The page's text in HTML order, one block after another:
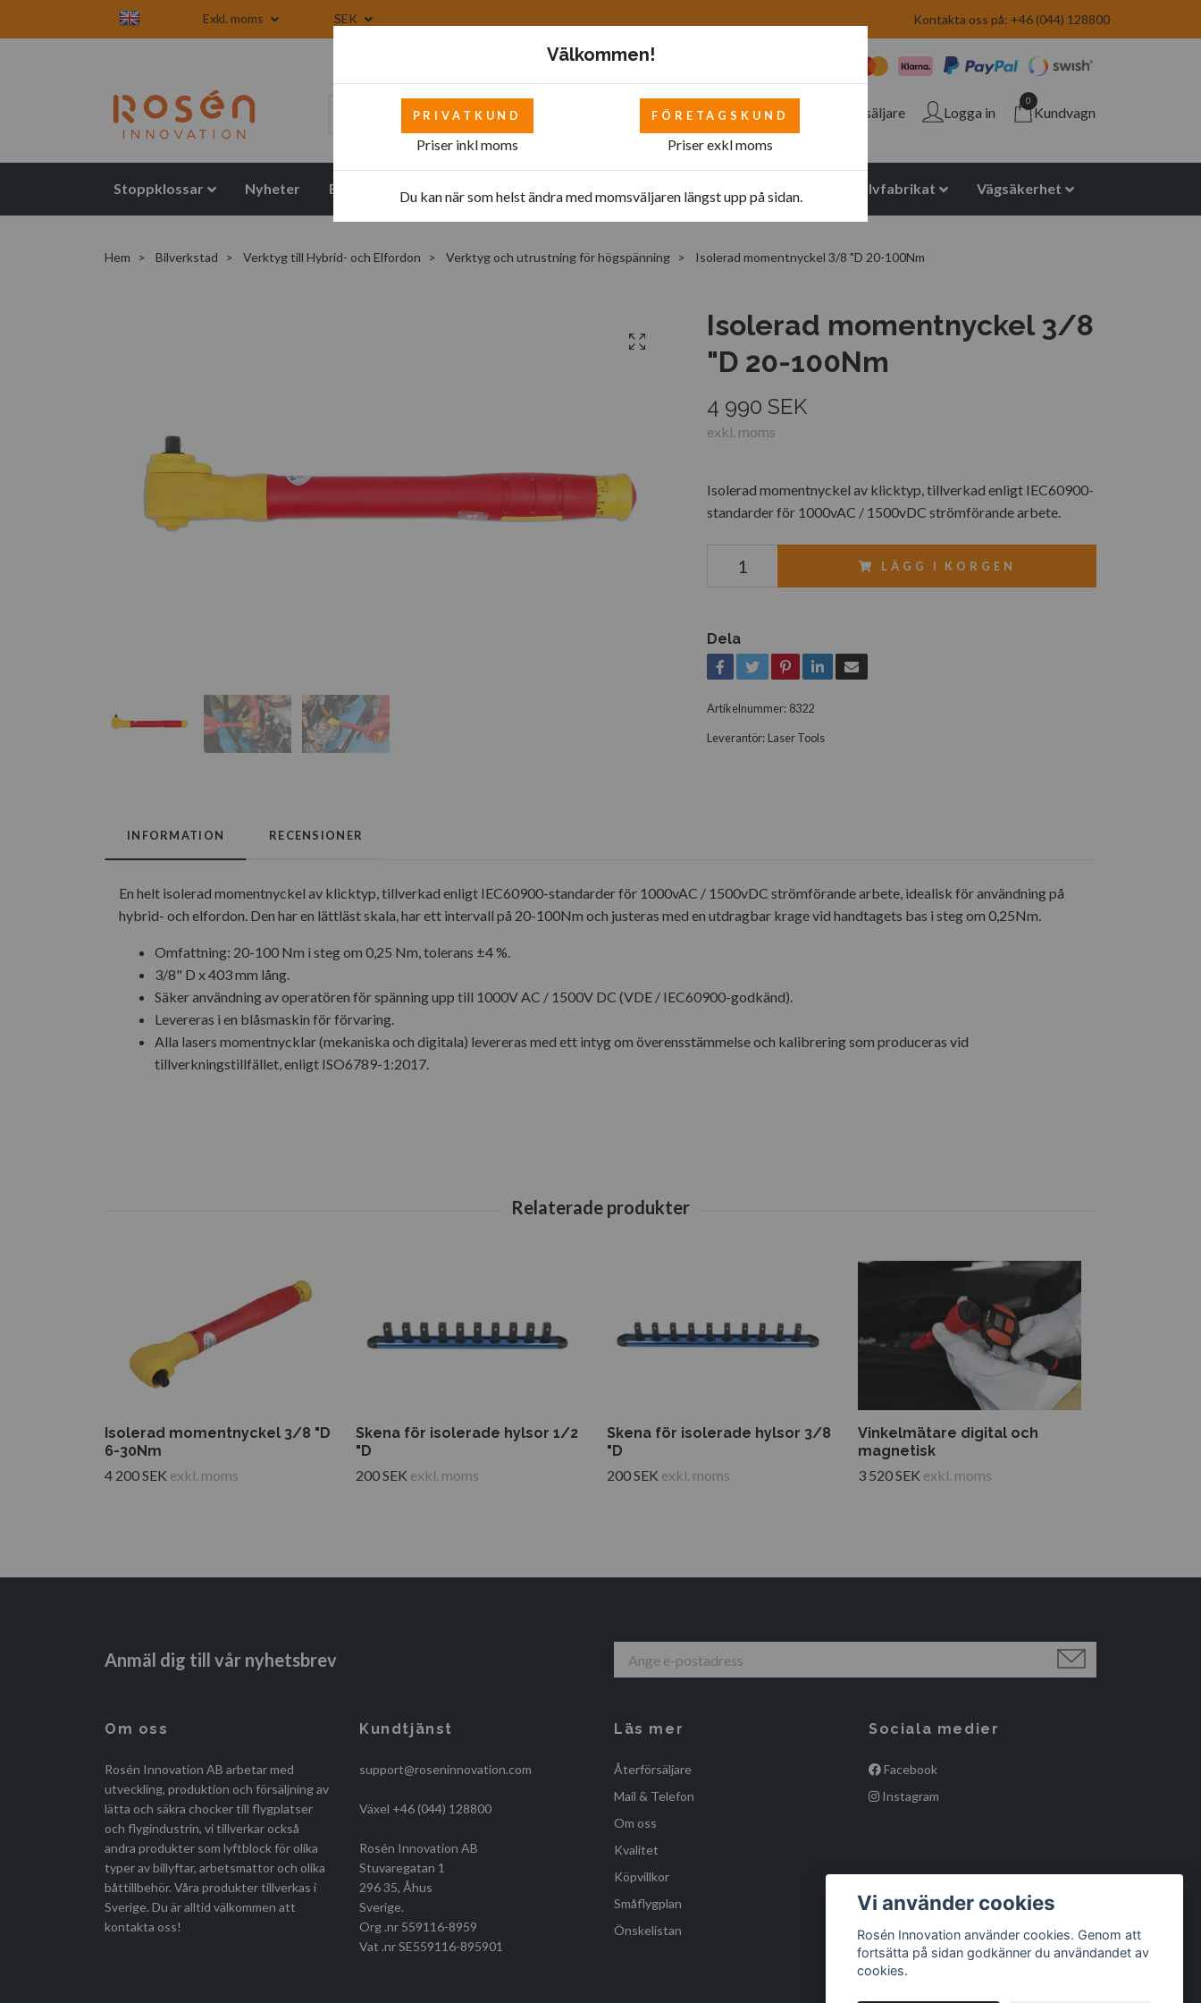
Exkl. moms SEK Kontakta oss på: +46 (044) 128800
Återförsäljare Logga in
0
Kundvagn
Stoppklossar Nyheter Blogg Mattor Bilverkstad - övrigt Bilverkstad Polyuretan halvfabrikat Vägsäkerhet
Hem Bilverkstad Verktyg till Hybrid- och Elfordon Verktyg och utrustning för högspänning Isolerad momentnyckel 3/8 "D 20-100Nm
Isolerad momentnyckel 3/8
"D 20-100Nm
4 990 SEK
exkl. moms
Isolerad momentnyckel av klicktyp, tillverkad enligt IEC60900-
standarder för 1000vAC / 1500vDC strömförande arbete.
LÄGG I KORGEN
Dela
Artikelnummer: 8322
Leverantör: Laser Tools
INFORMATION RECENSIONER
En helt isolerad momentnyckel av klicktyp, tillverkad enligt IEC60900-standarder för 1000vAC / 1500vDC strömförande arbete, idealisk för användning på
hybrid- och elfordon. Den har en lättläst skala, har ett intervall på 20-100Nm och justeras med en utdragbar krage vid handtagets bas i steg om 0,25Nm.
Omfattning: 20-100 Nm i steg om 0,25 Nm, tolerans ±4 %.
3/8" D x 403 mm lång.
Säker användning av operatören för spänning upp till 1000V AC / 1500V DC (VDE / IEC60900-godkänd).
Levereras i en blåsmaskin för förvaring.
Alla lasers momentnycklar (mekaniska och digitala) levereras med ett intyg om överensstämmelse och kalibrering som produceras vid
tillverkningstillfället, enligt ISO6789-1:2017.
Isolerad momentnyckel 3/8 "D
6-30Nm
4 200 SEK exkl. moms
Skena för isolerade hylsor 1/2
"D
200 SEK exkl. moms
Skena för isolerade hylsor 3/8
"D
200 SEK exkl. moms
Vinkelmätare digital och
magnetisk
3 520 SEK exkl. moms
Anmäl dig till vår nyhetsbrev
Om oss
Rosén Innovation AB arbetar med
utveckling, produktion och försäljning av
lätta och säkra chocker till flygplatser
och flygindustrin, vi tillverkar också
andra produkter som lyftblock för olika
typer av billyftar, arbetsmattor och olika
båttillbehör. Våra produkter tillverkas i
Sverige. Du är alltid välkommen att
kontakta oss!
Kundtjänst
support@roseninnovation.com
Växel +46 (044) 128800
Rosén Innovation AB
Stuvaregatan 1
296 35, Åhus
Sverige.
Org .nr 559116-8959
Vat .nr SE559116-895901
Läs mer
Återförsäljare
Mail & Telefon
Om oss
Kvalitet
Köpvillkor
Småflygplan
Önskelistan
Sociala medier
Facebook
Instagram
Välkommen!
PRIVATKUND
Priser inkl moms
FÖRETAGSKUND
Priser exkl moms
Du kan när som helst ändra med momsväljaren längst upp på sidan.
Vi använder cookies
Rosén Innovation använder cookies. Genom att
fortsätta på sidan godkänner du användandet av
cookies.